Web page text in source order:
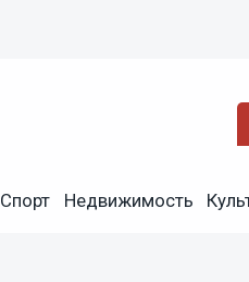
Спорт Недвижимость